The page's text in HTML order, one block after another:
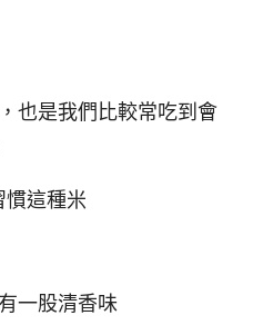
也是我們比較常吃到會
慣這種米
一股清香味